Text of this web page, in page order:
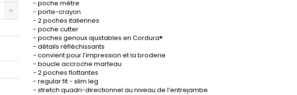
- poche mètre
- porte-crayon
- 2 poches italiennes
- poche cutter
- poches genoux ajustables en Cordura®
- détails réfléchissants
- convient pour l’impression et la broderie
- boucle accroche marteau
- 2 poches flottantes
- regular fit - slim leg
- stretch quadri-directionnel au niveau de l’entrejambe